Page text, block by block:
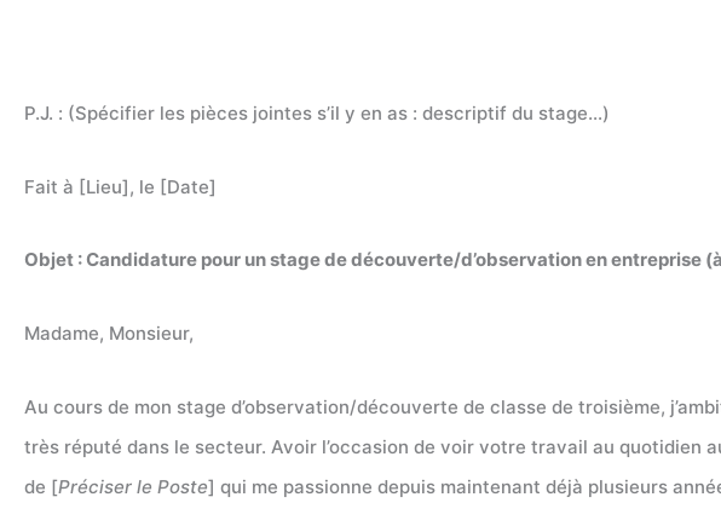
P.J. : (Spécifier les pièces jointes s’il y en as : descriptif du stage…)
Fait à [Lieu], le [Date]
Objet : Candidature pour un stage de découverte/d’observation en entreprise
Madame, Monsieur,
Au cours de mon stage d’observation/découverte de classe de troisième,
très réputé dans le secteur. Avoir l’occasion de voir votre travail au quotidien
de [Préciser le Poste] qui me passionne depuis maintenant déjà plusieurs